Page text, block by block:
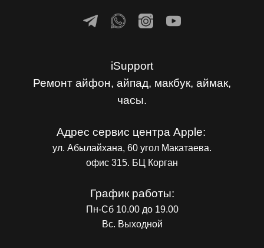
iSupport
Ремонт айфон, айпад, макбук, аймак,
часы.
Адрес сервис центра Apple:
ул. Абылайхана, 60 угол Макатаева.
офис 315. БЦ Корган
График работы:
Пн-Сб 10.00 до 19.00
Вс. Выходной